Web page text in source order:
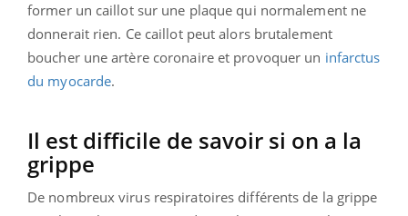
former un caillot sur une plaque qui normalement ne
donnerait rien. Ce caillot peut alors brutalement
boucher une artère coronaire et provoquer un infarctus
du myocarde.
Il est difficile de savoir si on a la
grippe
De nombreux virus respiratoires différents de la grippe